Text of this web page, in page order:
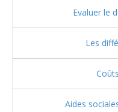
Evaluer le
Les
Aides